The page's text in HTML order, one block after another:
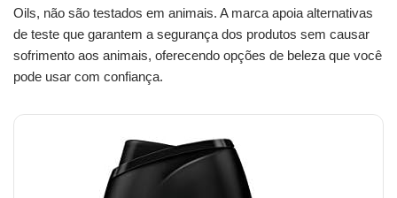
Oils, não são testados em animais. A marca apoia alternativas
de teste que garantem a segurança dos produtos sem causar
sofrimento aos animais, oferecendo opções de beleza que você
pode usar com confiança.